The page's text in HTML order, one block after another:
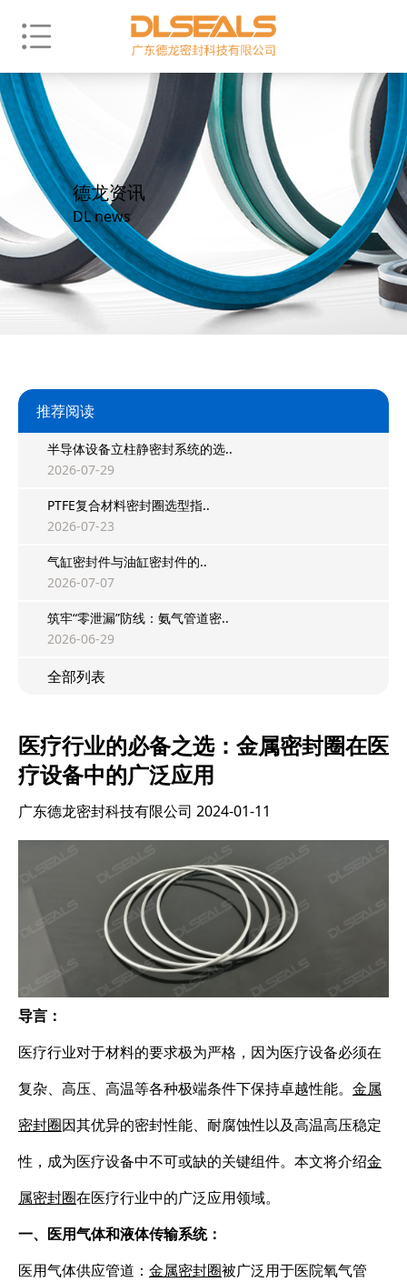
德龙资讯
DL news
推荐阅读
半导体设备立柱静密封系统的选..
2026-07-29
PTFE复合材料密封圈选型指..
2026-07-23
气缸密封件与油缸密封件的..
2026-07-07
筑牢“零泄漏”防线：氨气管道密..
2026-06-29
全部列表
医疗行业的必备之选：金属密封圈在医
疗设备中的广泛应用
广东德龙密封科技有限公司 2024-01-11
导言：
医疗行业对于材料的要求极为严格，因为医疗设备必须在
复杂、高压、高温等各种极端条件下保持卓越性能。 金属
密封圈因其优异的密封性能、耐腐蚀性以及高温高压稳定
性，成为医疗设备中不可或缺的关键组件。本文将介绍金
属密封圈在医疗行业中的广泛应用领域。
一、医用气体和液体传输系统：
医用气体供应管道： 金属密封圈被广泛用于医院氧气管